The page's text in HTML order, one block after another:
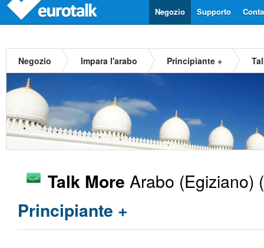
Supporto
Negozio
Negozio Impara l'arabo Principiante +
Talk More Arabo (Egiziano)
Principiante +